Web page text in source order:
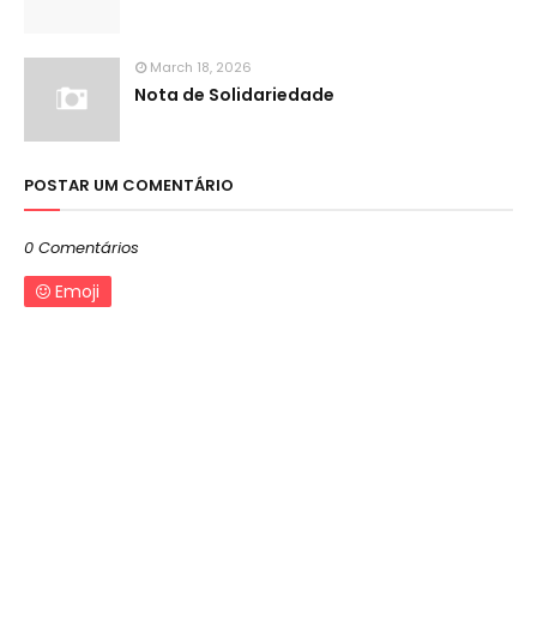
March 18, 2026
Nota de Solidariedade
POSTAR UM COMENTÁRIO
0 Comentários
Emoji